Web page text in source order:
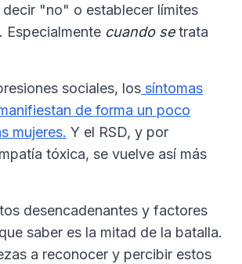
"no" o establecer límites
Especialmente cuando setrata
sociales, los síntomas
de forma un poco
mujeres. Y el RSD, y por
tóxica, se vuelve así más
desencadenantes y factores
saber es la mitad de la batalla.
a reconocer y percibir estos